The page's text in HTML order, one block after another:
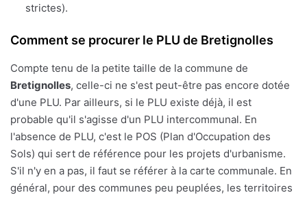
strictes).
Comment se procurer le PLU de Bretignolles
Compte tenu de la petite taille de la commune de
Bretignolles, celle-ci ne s'est peut-être pas encore dotée
d'une PLU. Par ailleurs, si le PLU existe déjà, il est
probable qu'il s'agisse d'un PLU intercommunal. En
l'absence de PLU, c'est le POS (Plan d'Occupation des
Sols) qui sert de référence pour les projets d'urbanisme.
S'il n'y en a pas, il faut se référer à la carte communale. En
général, pour des communes peu peuplées, les territoires